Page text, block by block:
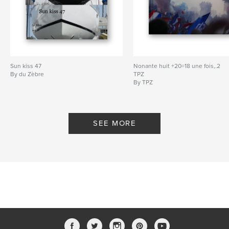
LanguageDanish
Sun kiss 47
By du Zèbre
Nonante huit +20=18 une fois,.2
TPZ
By TPZ
SEE MORE